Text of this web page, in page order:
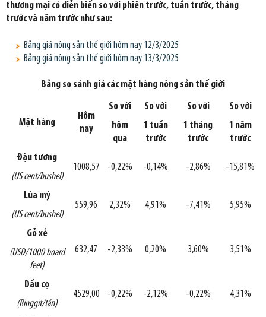
thương mại có diễn biến so với phiên trước, tuần trước, tháng
trước và năm trước như sau:
Bảng giá nông sản thế giới hôm nay 12/3/2025
Bảng giá nông sản thế giới hôm nay 13/3/2025
Bảng so sánh giá các mặt hàng nông sản thế giới
Mặt hàng
Hôm
nay
So với
hôm
qua
So với
1 tuần
trước
So với
1 tháng
trước
So với
1 năm
trước
Đậu tương
(US cent/bushel)
1008,57 -0,22% -0,14% -2,86% -15,81%
Lúa mỳ
(US cent/bushel)
559,96 2,32% 4,91% -7,41% 5,95%
Gỗ xẻ
(USD/1000 board
feet)
632,47 -2,33% 0,20% 3,60% 3,51%
Dầu cọ
(Ringgit/tấn)
4529,00 -0,22% -2,12% -0,22% 4,31%